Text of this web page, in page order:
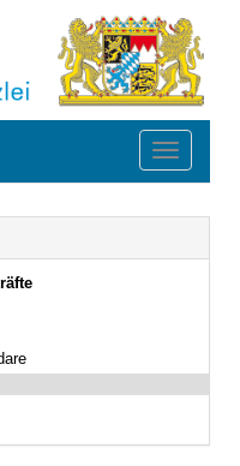
Toggle